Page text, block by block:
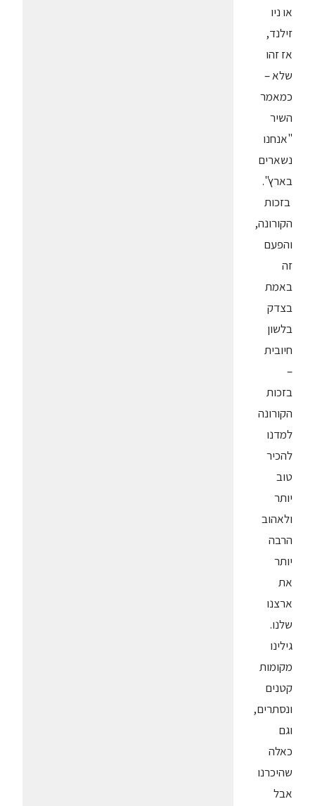
או ניו
זילנד,
אז זהו
שלא –
כמאמר
השיר
"אנחנו
נשארים
בארץ".
בזכות
הקורונה,
והפעם
זה
באמת
בצדק
בלשון
חיובית
–
בזכות
הקורונה
למדנו
להכיר
טוב
יותר
ולאהוב
הרבה
יותר
את
ארצנו
שלנו.
גילינו
מקומות
קטנים
ונסתרים,
וגם
כאלה
שהיכרנו
אבל